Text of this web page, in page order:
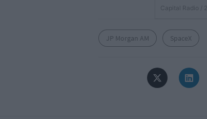
Capital Radio
/
JP Morgan AM SpaceX